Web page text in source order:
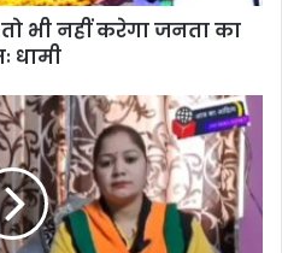
तो भी नहीं करेगा जनता का
धामी